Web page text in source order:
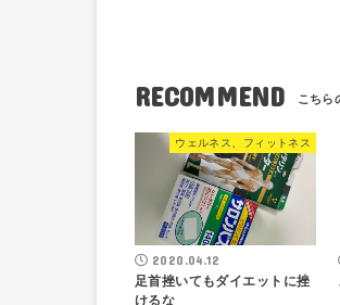
RECOMMEND
ウェルネス、フィットネス
2020.04.12
足首挫いてもダイエットに挫
けるな